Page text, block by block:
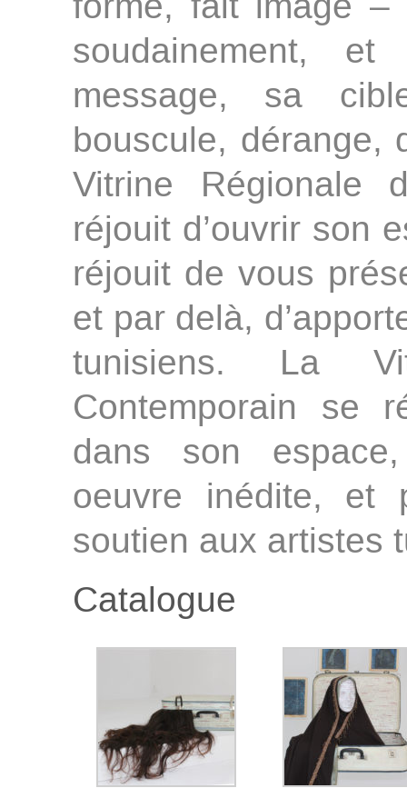
soudainement,
message, sa
bouscule, dérange,
Vitrine Régionale
réjouit d’ouvrir son
réjouit de vous
et par delà,
tunisiens. La
Contemporain se
dans son
oeuvre inédite, et
soutien aux artistes
Catalogue